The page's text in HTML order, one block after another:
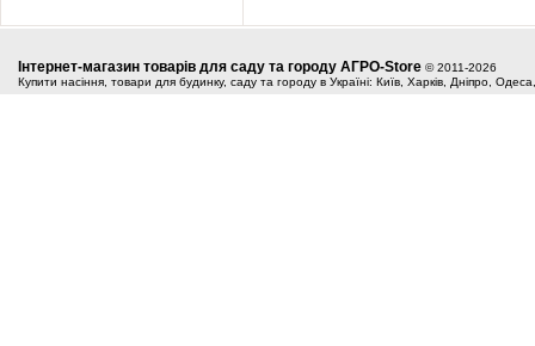
Інтернет-магазин товарів для саду та городу АГРО-Store © 2011-2026
Купити насіння, товари для будинку, саду та городу в Україні: Київ, Харків, Дніпро,